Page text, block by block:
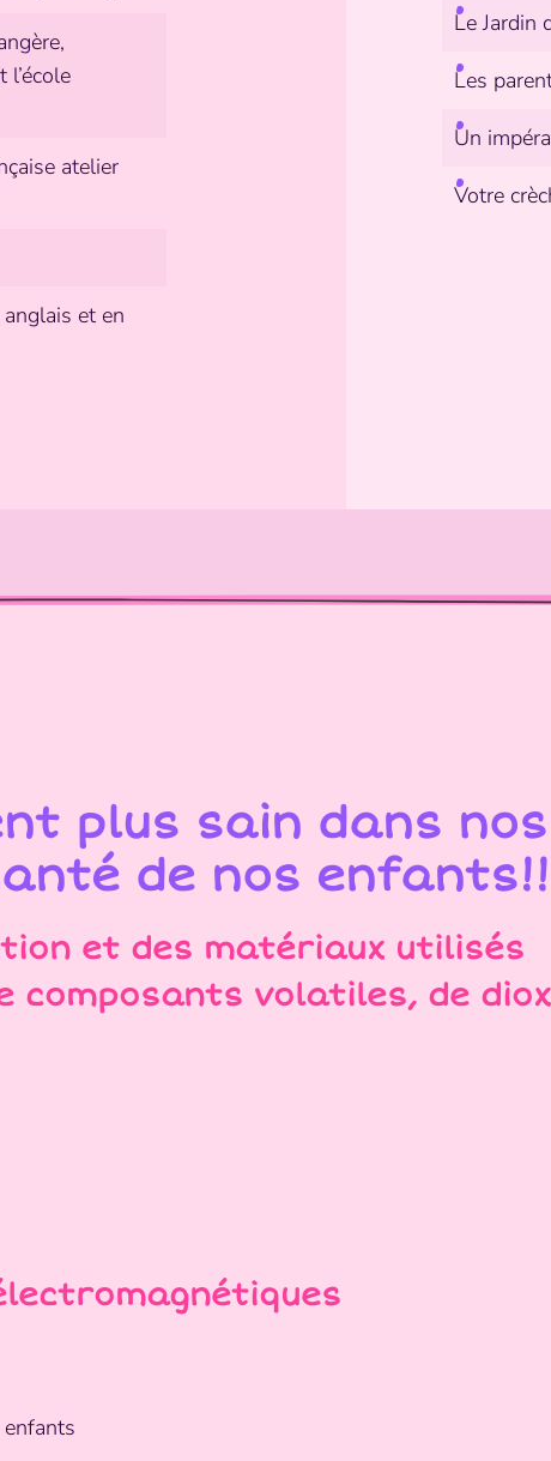
Le Jardin
Les
Un
Votre
atelier
et en
plus sain dans
de nos
et des matériaux utilisés
composants volatiles, de